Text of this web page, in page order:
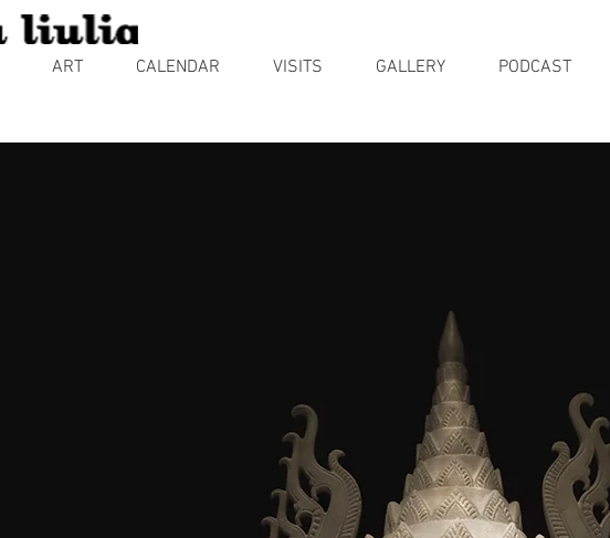
ART CALENDAR VISITS GALLERY PODCAST